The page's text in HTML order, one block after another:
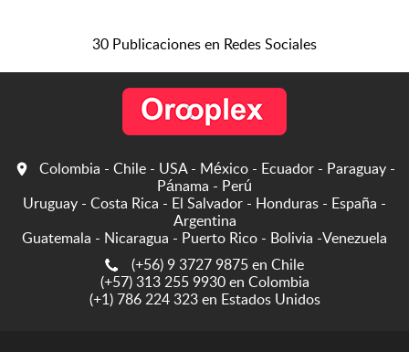
del Aprovechamiento en el
oportunidad...
30 Publicaciones en Redes Sociales
Colombia - Chile - USA - México - Ecuador - Paraguay -
Pánama - Perú
Uruguay - Costa Rica - El Salvador - Honduras - España -
Argentina
Guatemala - Nicaragua - Puerto Rico - Bolivia -Venezuela
(+56) 9 3727 9875 en Chile
(+57) 313 255 9930 en Colombia
(+1) 786 224 323 en Estados Unidos